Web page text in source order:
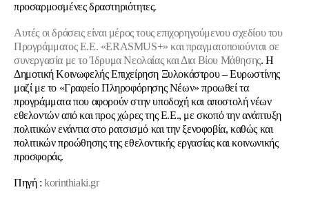
προσαρμοσμένες δραστηριότητες.
Αυτές οι δράσεις είναι μέρος τους επιχορηγούμενου σχεδίου του
Προγράμματος Ε.Ε. «ERASMUS+» και πραγματοποιούνται σε
συνεργασία με το Ίδρυμα Νεολαίας και Δια Βίου Μάθησης. Η
Δημοτική Κοινωφελής Επιχείρηση Ξυλοκάστρου – Ευρωστίνης
μαζί με το «Γραφείο Πληροφόρησης Νέων» προωθεί τα
προγράμματα που αφορούν στην υποδοχή και αποστολή νέων
εθελοντών από και προς χώρες της Ε.Ε., με σκοπό την ανάπτυξη
πολιτικών ενάντια στο ρατσισμό και την ξενοφοβία, καθώς και
πολιτικών προώθησης της εθελοντικής εργασίας και κοινωνικής
προσφοράς.
Πηγή :korinthiaki.gr